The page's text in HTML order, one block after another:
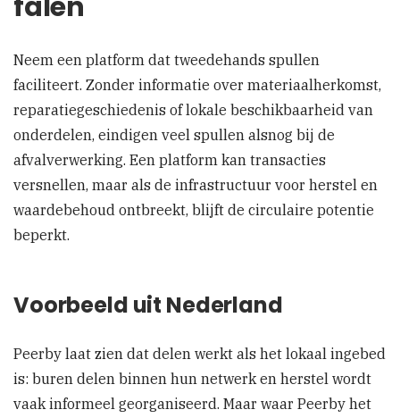
Neem een platform dat tweedehands spullen
faciliteert. Zonder informatie over materiaalherkomst,
reparatiegeschiedenis of lokale beschikbaarheid van
onderdelen, eindigen veel spullen alsnog bij de
afvalverwerking. Een platform kan transacties
versnellen, maar als de infrastructuur voor herstel en
waardebehoud ontbreekt, blijft de circulaire potentie
beperkt.
Voorbeeld uit Nederland
Peerby laat zien dat delen werkt als het lokaal ingebed
is: buren delen binnen hun netwerk en herstel wordt
vaak informeel georganiseerd. Maar waar Peerby het